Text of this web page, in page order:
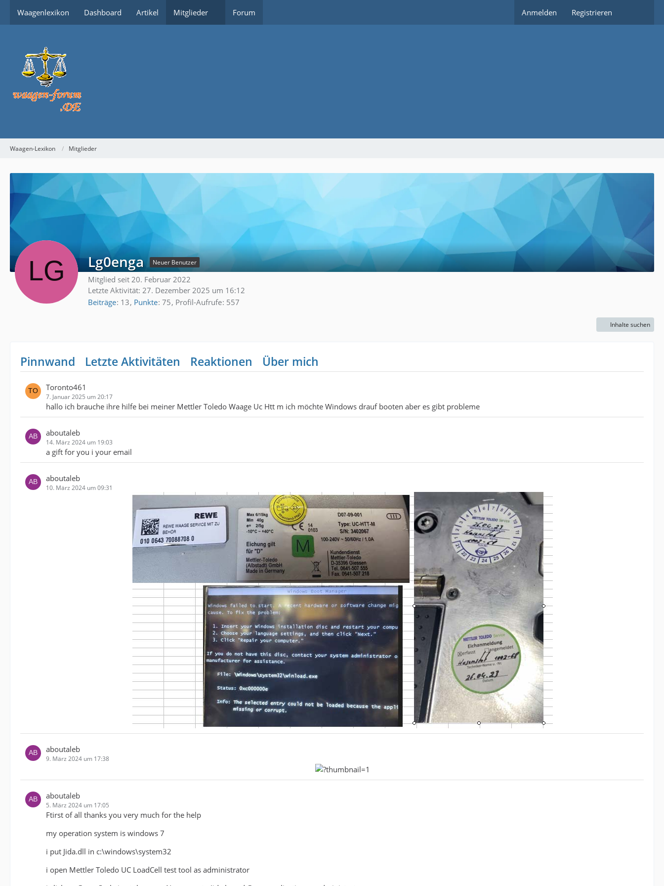
Waagenlexikon Dashboard Artikel Mitglieder Forum Anmelden Registrieren
Waagen-Lexikon Mitglieder
Lg0enga Neuer Benutzer
Mitglied seit 20. Februar 2022
Letzte Aktivität: 27. Dezember 2025 um 16:12
Beiträge 13 Punkte 75 Profil-Aufrufe 557
Inhalte suchen
Pinnwand Letzte Aktivitäten Reaktionen Über mich
Toronto461
7. Januar 2025 um 20:17
hallo ich brauche ihre hilfe bei meiner Mettler Toledo Waage Uc Htt m ich möchte Windows drauf booten aber es gibt probleme
aboutaleb
14. März 2024 um 19:03
a gift for you i your email
aboutaleb
10. März 2024 um 09:31
aboutaleb
9. März 2024 um 17:38
aboutaleb
5. März 2024 um 17:05
Ftirst of all thanks you very much for the help
my operation system is windows 7
i put Jida.dll in c:\windows\system32
i open Mettler Toledo UC LoadCell test tool as administrator